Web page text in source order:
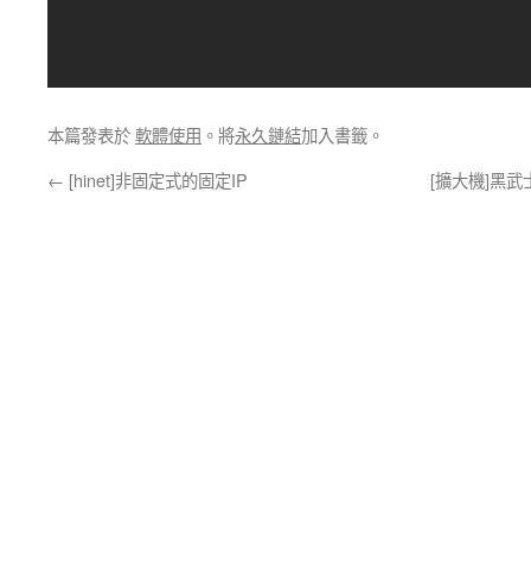
本篇發表於軟體使用 。將永久鏈結加入書籤。
← [hinet]非固定式的固定IP [擴大機]黑武